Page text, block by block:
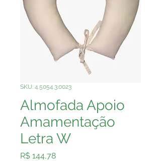
SKU: 4.5054.3.0023
Almofada Apoio
Amamentação
Letra W
R$ 144,78Preço